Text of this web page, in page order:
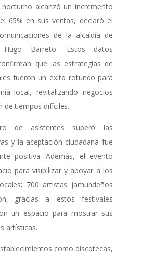
nocturno alcanzó un incremento
65% en sus ventas, declaró el
de la alcaldía de
Hugo Barreto. Estos datos
que las estrategias de
fueron un éxito rotundo para
local, revitalizando negocios
de tiempos difíciles.
de asistentes superó las
y la aceptación ciudadana fue
positiva. Además, el evento
para visibilizar y apoyar a los
700 artistas jamundeños
gracias a estos festivales
un espacio para mostrar sus
artísticas.
como discotecas,